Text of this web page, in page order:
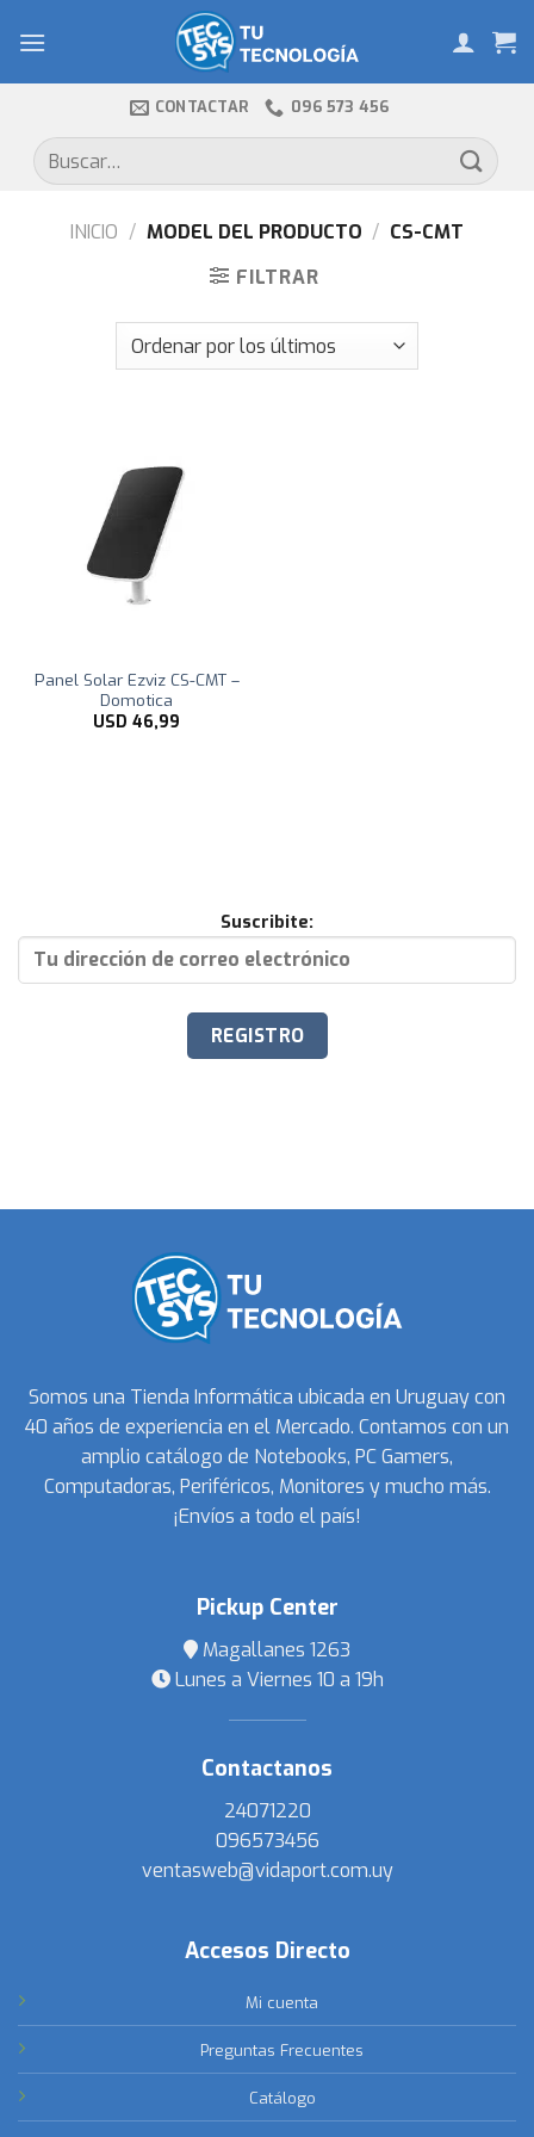
CONTACTAR 096 573 456
Buscar
por:
INICIO / MODEL DEL PRODUCTO / CS-CMT
FILTRAR
Panel Solar Ezviz CS-CMT –
Domotica
USD 46,99
Suscribite:
Somos una Tienda Informática ubicada en Uruguay con
40 años de experiencia en el Mercado. Contamos con un
amplio catálogo de Notebooks, PC Gamers,
Computadoras, Periféricos, Monitores y mucho más.
¡Envíos a todo el país!
Pickup Center
Magallanes 1263
Lunes a Viernes 10 a 19h
Contactanos
24071220
096573456
ventasweb@vidaport.com.uy
Accesos Directo
Mi cuenta
Preguntas Frecuentes
Catálogo